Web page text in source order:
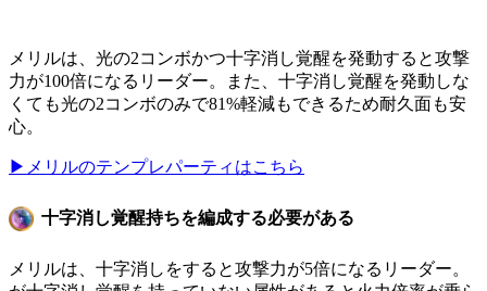
メリルは、光の2コンボかつ十字消し覚醒を発動すると攻撃
力が100倍になるリーダー。また、十字消し覚醒を発動しな
くても光の2コンボのみで81%軽減もできるため耐久面も安
心。
▶メリルのテンプレパーティはこちら
十字消し覚醒持ちを編成する必要がある
メリルは、十字消しをすると攻撃力が5倍になるリーダー。